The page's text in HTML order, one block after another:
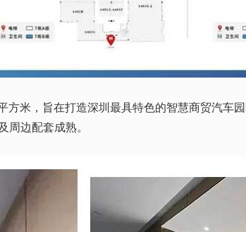
米，旨在打造深圳最具特色的智慧商贸汽车园
边配套成熟。